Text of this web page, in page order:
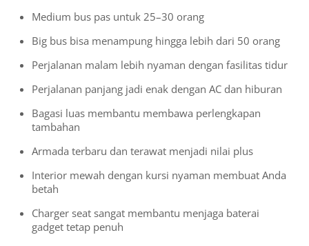
Medium bus pas untuk 25–30 orang
Big bus bisa menampung hingga lebih dari 50 orang
Perjalanan malam lebih nyaman dengan fasilitas tidur
Perjalanan panjang jadi enak dengan AC dan hiburan
Bagasi luas membantu membawa perlengkapan
tambahan
Armada terbaru dan terawat menjadi nilai plus
Interior mewah dengan kursi nyaman membuat Anda
betah
Charger seat sangat membantu menjaga baterai
gadget tetap penuh